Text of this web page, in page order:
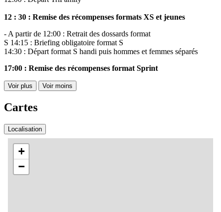
12 : 30 : Remise des récompenses formats XS et jeunes
- A partir de 12:00 : Retrait des dossards format
S 14:15 : Briefing obligatoire format S
14:30 : Départ format S handi puis hommes et femmes séparés
17:00 : Remise des récompenses format Sprint
Voir plus Voir moins
Cartes
Localisation